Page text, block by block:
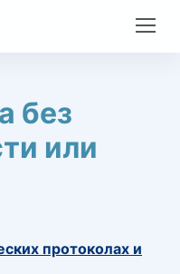
без
или
протоколах и